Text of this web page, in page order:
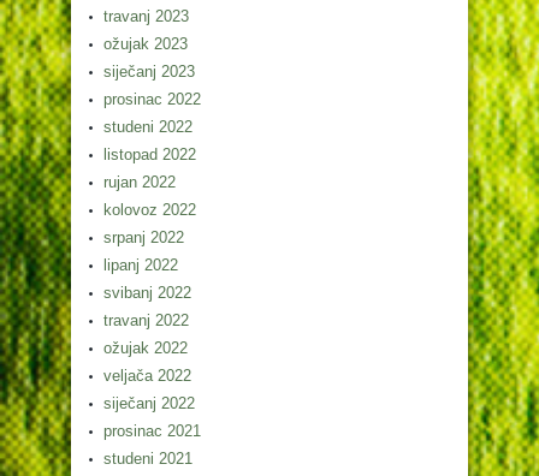
travanj 2023
ožujak 2023
siječanj 2023
prosinac 2022
studeni 2022
listopad 2022
rujan 2022
kolovoz 2022
srpanj 2022
lipanj 2022
svibanj 2022
travanj 2022
ožujak 2022
veljača 2022
siječanj 2022
prosinac 2021
studeni 2021